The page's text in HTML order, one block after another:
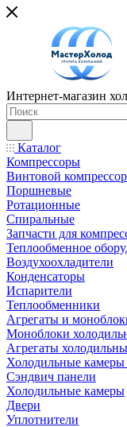
Интернет-магазин
Каталог
Компрессоры
Винтовой компрессор
Поршневые
Ротационные
Спиральные
Запчасти для
Теплообменное
Воздухоохладители
Конденсаторы
Испарители
Теплообменники
Агрегаты и
Моноблоки
Агрегаты
Холодильные камеры
Сэндвич панели
Холодильные камеры
Двери
Уплотнители